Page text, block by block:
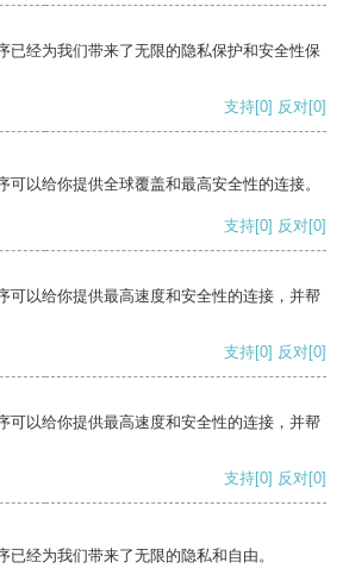
已经为我们带来了无限的隐私保护和安全性保
支持[0] 反对[0]
可以给你提供全球覆盖和最高安全性的连接。
支持[0] 反对[0]
可以给你提供最高速度和安全性的连接，并帮
支持[0] 反对[0]
可以给你提供最高速度和安全性的连接，并帮
支持[0] 反对[0]
经为我们带来了无限的隐私和自由。